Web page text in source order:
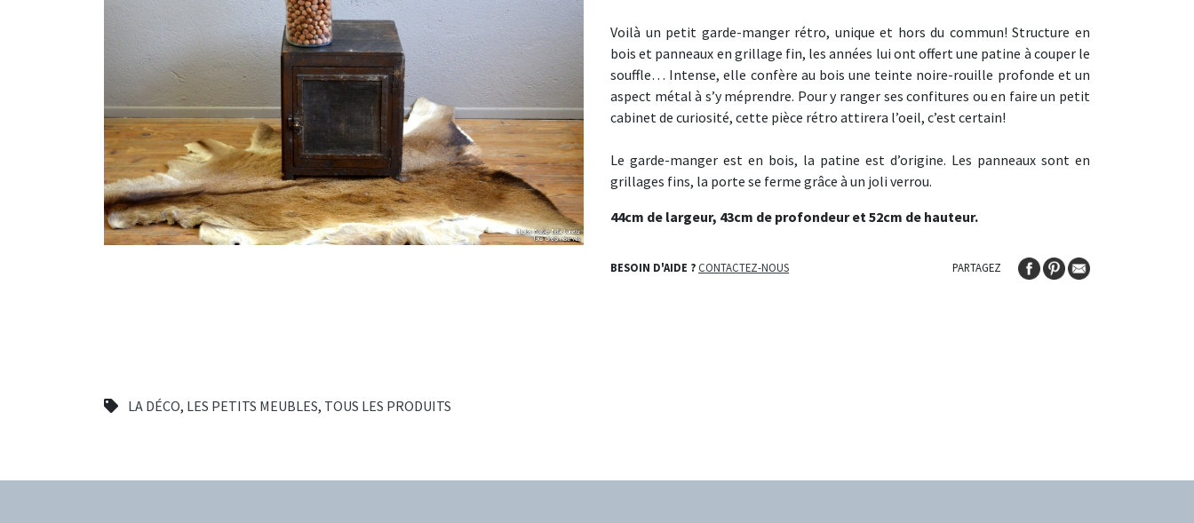
LA DÉCO, LES PETITS MEUBLES, TOUS LES PRODUITS
Voilà un petit garde-manger rétro, unique et hors du commun! Structure en
bois et panneaux en grillage fin, les années lui ont offert une patine à couper le
souffle… Intense, elle confère au bois une teinte noire-rouille profonde et un
aspect métal à s’y méprendre. Pour y ranger ses confitures ou en faire un petit
cabinet de curiosité, cette pièce rétro attirera l’oeil, c’est certain!
Le garde-manger est en bois, la patine est d’origine. Les panneaux sont en
grillages fins, la porte se ferme grâce à un joli verrou.
44cm de largeur, 43cm de profondeur et 52cm de hauteur.
BESOIN D'AIDE ?CONTACTEZ-NOUS PARTAGEZ